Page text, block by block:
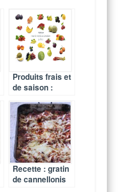
Produits frais et
de saison :
Recette : gratin
de cannellonis